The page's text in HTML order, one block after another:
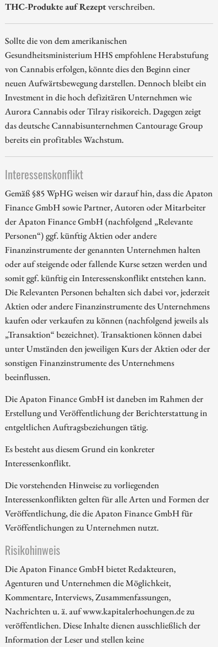
THC-Produkte auf Rezeptverschreiben.
Sollte die von dem amerikanischen
Gesundheitsministerium HHS empfohlene Herabstufung
von Cannabis erfolgen, könnte dies den Beginn einer
neuen Aufwärtsbewegung darstellen. Dennoch bleibt ein
Investment in die hoch defizitären Unternehmen wie
Aurora Cannabis oder Tilray risikoreich. Dagegen zeigt
das deutsche Cannabisunternehmen Cantourage Group
bereits ein profitables Wachstum.
Interessenskonflikt
Gemäß §85 WpHG weisen wir darauf hin, dass die Apaton
Finance GmbH sowie Partner, Autoren oder Mitarbeiter
der Apaton Finance GmbH (nachfolgend „Relevante
Personen“) ggf. künftig Aktien oder andere
Finanzinstrumente der genannten Unternehmen halten
oder auf steigende oder fallende Kurse setzen werden und
somit ggf. künftig ein Interessenskonflikt entstehen kann.
Die Relevanten Personen behalten sich dabei vor, jederzeit
Aktien oder andere Finanzinstrumente des Unternehmens
kaufen oder verkaufen zu können (nachfolgend jeweils als
„Transaktion“ bezeichnet). Transaktionen können dabei
unter Umständen den jeweiligen Kurs der Aktien oder der
sonstigen Finanzinstrumente des Unternehmens
beeinflussen.
Die Apaton Finance GmbH ist daneben im Rahmen der
Erstellung und Veröffentlichung der Berichterstattung in
entgeltlichen Auftragsbeziehungen tätig.
Es besteht aus diesem Grund ein konkreter
Interessenkonflikt.
Die vorstehenden Hinweise zu vorliegenden
Interessenkonflikten gelten für alle Arten und Formen der
Veröffentlichung, die die Apaton Finance GmbH für
Veröffentlichungen zu Unternehmen nutzt.
Risikohinweis
Die Apaton Finance GmbH bietet Redakteuren,
Agenturen und Unternehmen die Möglichkeit,
Kommentare, Interviews, Zusammenfassungen,
Nachrichten u. ä. auf www.kapitalerhoehungen.de zu
veröffentlichen. Diese Inhalte dienen ausschließlich der
Information der Leser und stellen keine